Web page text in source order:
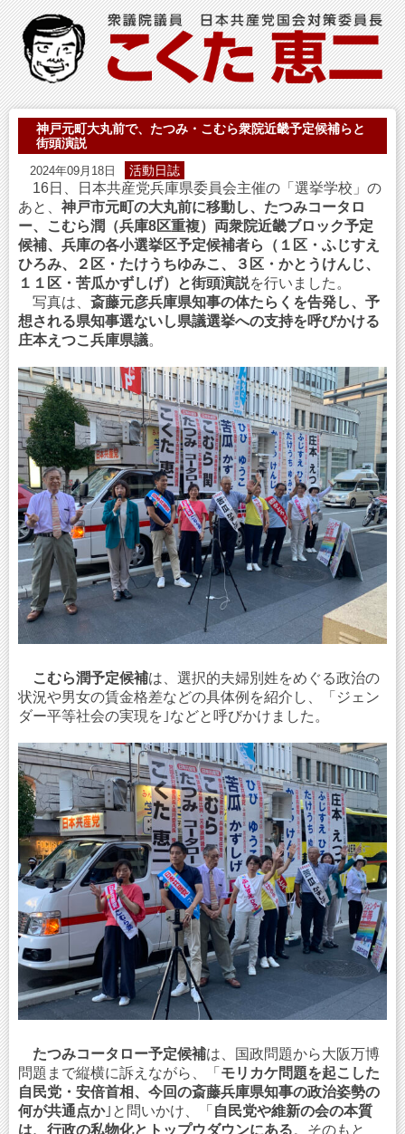
神戸元町大丸前で、たつみ・こむら衆院近畿予定候補らと
街頭演説
2024年09月18日 活動日誌
16日、日本共産党兵庫県委員会主催の「選挙学校」の
あと、 神戸市元町の大丸前に移動し、たつみコータロ
ー、こむら潤（兵庫8区重複）両衆院近畿ブロック予定
候補、兵庫の各小選挙区予定候補者ら（１区・ふじすえ
ひろみ、２区・たけうちゆみこ、３区・かとうけんじ、
１１区・苦瓜かずしげ）と街頭演説を行いました。
写真は、 斎藤元彦兵庫県知事の体たらくを告発し、予
想される県知事選ないし県議選挙への支持を呼びかける
庄本えつこ兵庫県議。
こむら潤予定候補は、選択的夫婦別姓をめぐる政治の
状況や男女の賃金格差などの具体例を紹介し、「ジェン
ダー平等社会の実現を｣などと呼びかけました。
たつみコータロー予定候補は、国政問題から大阪万博
問題まで縦横に訴えながら、「 モリカケ問題を起こした
自民党・安倍首相、今回の斎藤兵庫県知事の政治姿勢の
何が共通点か｣と問いかけ、「 自民党や維新の会の本質
は、行政の私物化とトップウダウンにある。そのもと